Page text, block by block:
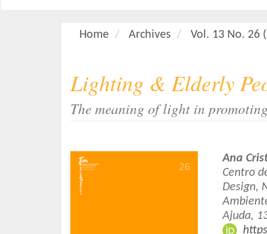
Home Archives Vol. 13 No. 26
Lighting & Elderly
The meaning of light in
Article
Sidebar
Main
Ana
Centro
Design,
Ajuda,